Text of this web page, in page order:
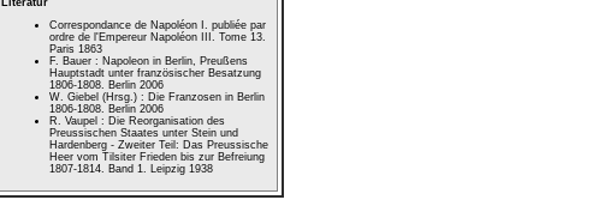
Literatur
Correspondance de Napoléon I. publiée par
ordre de l'Empereur Napoléon III. Tome 13.
Paris 1863
F. Bauer : Napoleon in Berlin, Preußens
Hauptstadt unter französischer Besatzung
1806-1808. Berlin 2006
W. Giebel (Hrsg.) : Die Franzosen in Berlin
1806-1808. Berlin 2006
R. Vaupel : Die Reorganisation des
Preussischen Staates unter Stein und
Hardenberg - Zweiter Teil: Das Preussische
Heer vom Tilsiter Frieden bis zur Befreiung
1807-1814. Band 1. Leipzig 1938